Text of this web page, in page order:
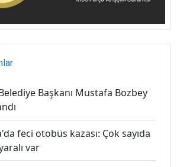
Başkanı Mustafa Bozbey
feci otobüs kazası: Çok sayıda
var